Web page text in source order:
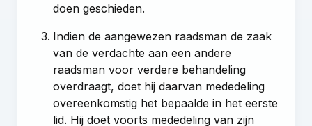
doen geschieden.
Indien de aangewezen raadsman de zaak
van de verdachte aan een andere
raadsman voor verdere behandeling
overdraagt, doet hij daarvan mededeling
overeenkomstig het bepaalde in het eerste
lid. Hij doet voorts mededeling van zijn